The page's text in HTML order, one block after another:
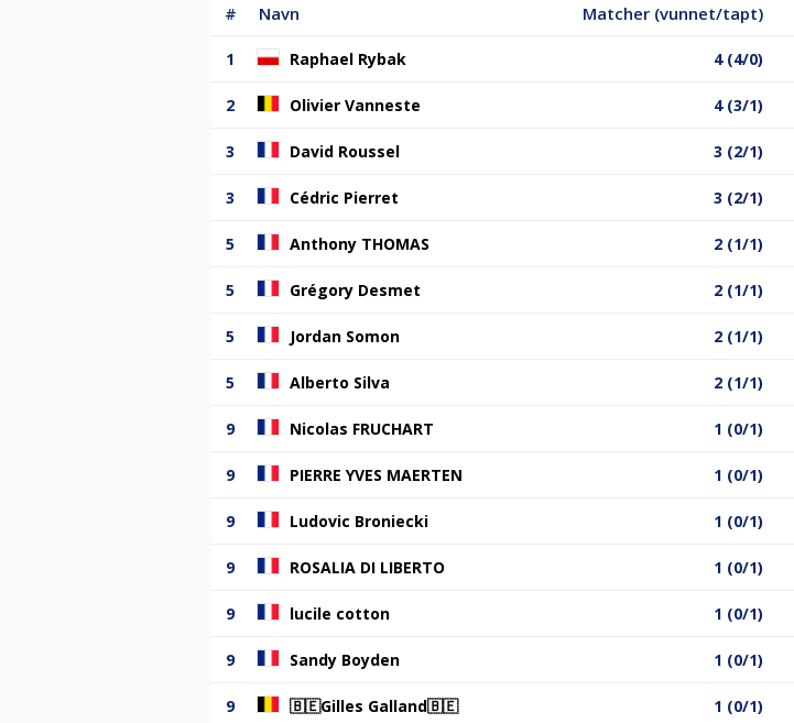
# Navn Matcher (vunnet/tapt)
1 Raphael Rybak 4 (4/0)
2 Olivier Vanneste 4 (3/1)
3 David Roussel 3 (2/1)
3 Cédric Pierret 3 (2/1)
5 Anthony THOMAS 2 (1/1)
5 Grégory Desmet 2 (1/1)
5 Jordan Somon 2 (1/1)
5 Alberto Silva 2 (1/1)
9 Nicolas FRUCHART 1 (0/1)
9 PIERRE YVES MAERTEN 1 (0/1)
9 Ludovic Broniecki 1 (0/1)
9 ROSALIA DI LIBERTO 1 (0/1)
9 lucile cotton 1 (0/1)
9 Sandy Boyden 1 (0/1)
9 🇧🇪Gilles Galland🇧🇪 1 (0/1)